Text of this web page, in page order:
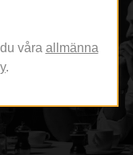
våra allmänna
.